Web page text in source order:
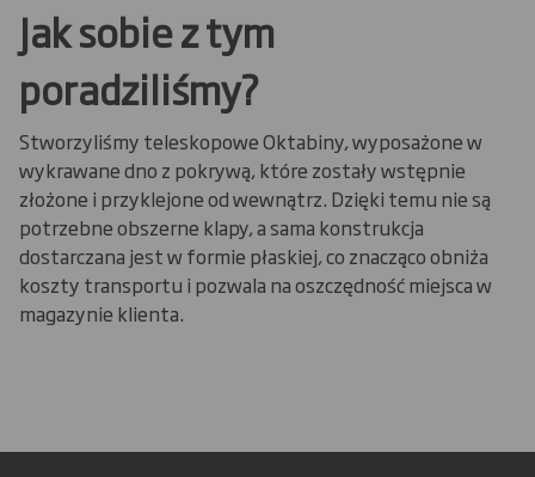
Jak sobie z tym
poradziliśmy?
Stworzyliśmy teleskopowe Oktabiny, wyposażone w
wykrawane dno z pokrywą, które zostały wstępnie
złożone i przyklejone od wewnątrz. Dzięki temu nie są
potrzebne obszerne klapy, a sama konstrukcja
dostarczana jest w formie płaskiej, co znacząco obniża
koszty transportu i pozwala na oszczędność miejsca w
magazynie klienta.